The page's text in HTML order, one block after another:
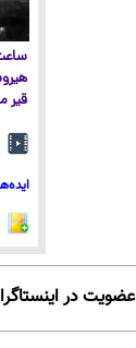
قیر
عضویت در